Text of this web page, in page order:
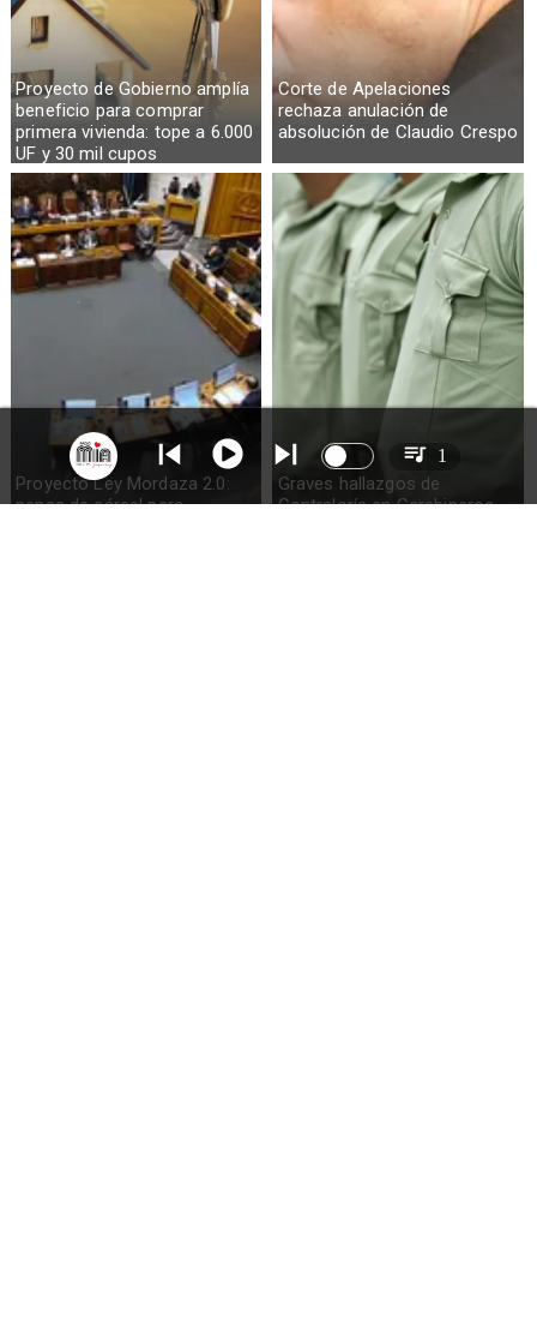
Proyecto de Gobierno amplía
beneficio para comprar
primera vivienda: tope a 6.000
UF y 30 mil cupos
Corte de Apelaciones
rechaza anulación de
absolución de Claudio Crespo
Proyecto Ley Mordaza 2.0:
penas de cárcel para
Graves hallazgos de
Contraloría en Carabineros
1